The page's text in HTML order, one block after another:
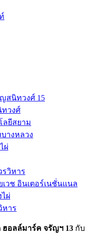
สนิทวงศ์ 15
วงศ์
ลยีสยาม
างหลวง
ผ่
รวิหาร
วช อินเตอร์เนชั่นแนล
ผ่
หาร
ฮอลล์มาร์ค จรัญฯ 13 กับ